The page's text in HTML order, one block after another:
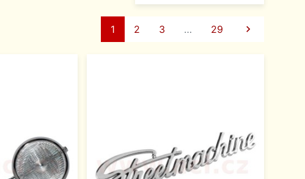
1 2 3 … 29 Další
